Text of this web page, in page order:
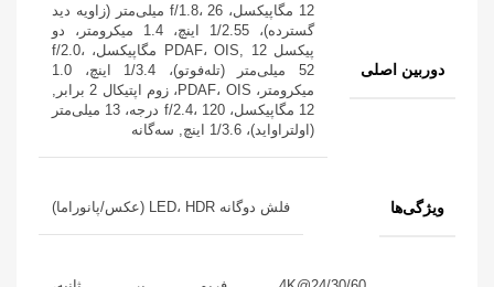
دوربین اصلی
12 مگاپیکسل، f/1.8، 26 میلی‌متر (زاویه دید
گسترده)، 1/2.55 اینچ، 1.4 میکرومتر، دو
پیکسل PDAF، OIS, 12 مگاپیکسل، f/2.0،
52 میلی‌متر (تله‌فوتو)، 1/3.4 اینچ، 1.0
میکرومتر، PDAF، OIS، زوم اپتیکال 2 برابر,
12 مگاپیکسل، f/2.4، 120 درجه، 13 میلی‌متر
(اولتراواید)، 1/3.6 اینچ, سه‌گانه
ویژگی‌ها فلش دوگانه LED، HDR (عکس/پانوراما)